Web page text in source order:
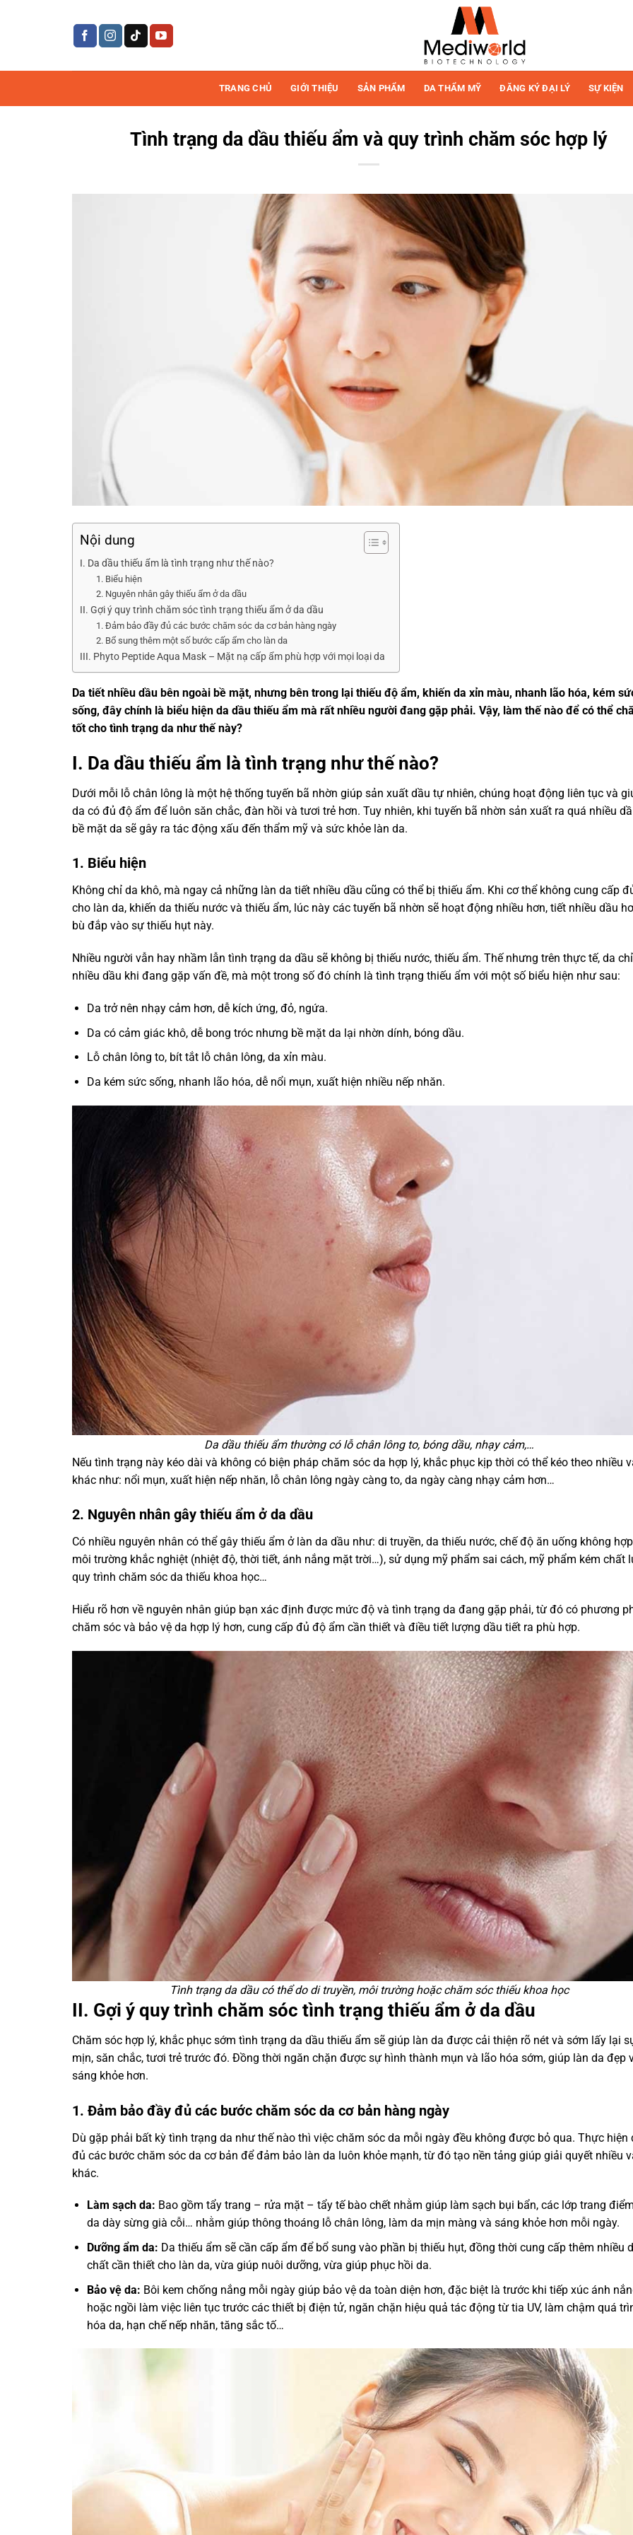
TRANG CHỦ GIỚI THIỆU SẢN PHẨM DA THẨM MỸ ĐĂNG KÝ ĐẠI LÝ SỰ KIỆN
Tình trạng da dầu thiếu ẩm và quy trình chăm sóc hợp lý
Nội dung
I. Da dầu thiếu ẩm là tình trạng như thế nào?
1. Biểu hiện
2. Nguyên nhân gây thiếu ẩm ở da dầu
II. Gợi ý quy trình chăm sóc tình trạng thiếu ẩm ở da dầu
1. Đảm bảo đầy đủ các bước chăm sóc da cơ bản hàng ngày
2. Bổ sung thêm một số bước cấp ẩm cho làn da
III. Phyto Peptide Aqua Mask – Mặt nạ cấp ẩm phù hợp với mọi loại da
Da tiết nhiều dầu bên ngoài bề mặt, nhưng bên trong lại thiếu độ ẩm, khiến da xỉn màu, nhanh lão hóa, kém
sống, đây chính là biểu hiện da dầu thiếu ẩm mà rất nhiều người đang gặp phải. Vậy, làm thế nào để có thể
tốt cho tình trạng da như thế này?
I. Da dầu thiếu ẩm là tình trạng như thế nào?
Dưới mỗi lỗ chân lông là một hệ thống tuyến bã nhờn giúp sản xuất dầu tự nhiên, chúng hoạt động liên tục và
da có đủ độ ẩm để luôn săn chắc, đàn hồi và tươi trẻ hơn. Tuy nhiên, khi tuyến bã nhờn sản xuất ra quá nhiều
bề mặt da sẽ gây ra tác động xấu đến thẩm mỹ và sức khỏe làn da.
1. Biểu hiện
Không chỉ da khô, mà ngay cả những làn da tiết nhiều dầu cũng có thể bị thiếu ẩm. Khi cơ thể không cung cấp
cho làn da, khiến da thiếu nước và thiếu ẩm, lúc này các tuyến bã nhờn sẽ hoạt động nhiều hơn, tiết nhiều dầu
bù đắp vào sự thiếu hụt này.
Nhiều người vẫn hay nhầm lẫn tình trạng da dầu sẽ không bị thiếu nước, thiếu ẩm. Thế nhưng trên thực tế, da
nhiều dầu khi đang gặp vấn đề, mà một trong số đó chính là tình trạng thiếu ẩm với một số biểu hiện như sau:
Da trở nên nhạy cảm hơn, dễ kích ứng, đỏ, ngứa.
Da có cảm giác khô, dễ bong tróc nhưng bề mặt da lại nhờn dính, bóng dầu.
Lỗ chân lông to, bít tắt lỗ chân lông, da xỉn màu.
Da kém sức sống, nhanh lão hóa, dễ nổi mụn, xuất hiện nhiều nếp nhăn.
Da dầu thiếu ẩm thường có lỗ chân lông to, bóng dầu, nhạy cảm,…
Nếu tình trạng này kéo dài và không có biện pháp chăm sóc da hợp lý, khắc phục kịp thời có thể kéo theo nhiều
khác như: nổi mụn, xuất hiện nếp nhăn, lỗ chân lông ngày càng to, da ngày càng nhạy cảm hơn…
2. Nguyên nhân gây thiếu ẩm ở da dầu
Có nhiều nguyên nhân có thể gây thiếu ẩm ở làn da dầu như: di truyền, da thiếu nước, chế độ ăn uống không
môi trường khắc nghiệt (nhiệt độ, thời tiết, ánh nắng mặt trời…), sử dụng mỹ phẩm sai cách, mỹ phẩm kém chất
quy trình chăm sóc da thiếu khoa học…
Hiểu rõ hơn về nguyên nhân giúp bạn xác định được mức độ và tình trạng da đang gặp phải, từ đó có phương
chăm sóc và bảo vệ da hợp lý hơn, cung cấp đủ độ ẩm cần thiết và điều tiết lượng dầu tiết ra phù hợp.
Tình trạng da dầu có thể do di truyền, môi trường hoặc chăm sóc thiếu khoa học
II. Gợi ý quy trình chăm sóc tình trạng thiếu ẩm ở da dầu
Chăm sóc hợp lý, khắc phục sớm tình trạng da dầu thiếu ẩm sẽ giúp làn da được cải thiện rõ nét và sớm lấy lại
mịn, săn chắc, tươi trẻ trước đó. Đồng thời ngăn chặn được sự hình thành mụn và lão hóa sớm, giúp làn da đẹp
sáng khỏe hơn.
1. Đảm bảo đầy đủ các bước chăm sóc da cơ bản hàng ngày
Dù gặp phải bất kỳ tình trạng da như thế nào thì việc chăm sóc da mỗi ngày đều không được bỏ qua. Thực hiện
đủ các bước chăm sóc da cơ bản để đảm bảo làn da luôn khỏe mạnh, từ đó tạo nền tảng giúp giải quyết nhiều
khác.
Làm sạch da: Bao gồm tẩy trang – rửa mặt – tẩy tế bào chết nhằm giúp làm sạch bụi bẩn, các lớp trang
da dày sừng già cỗi… nhằm giúp thông thoáng lỗ chân lông, làm da mịn màng và sáng khỏe hơn mỗi ngày.
Dưỡng ẩm da: Da thiếu ẩm sẽ cần cấp ẩm để bổ sung vào phần bị thiếu hụt, đồng thời cung cấp thêm nhiều
chất cần thiết cho làn da, vừa giúp nuôi dưỡng, vừa giúp phục hồi da.
Bảo vệ da: Bôi kem chống nắng mỗi ngày giúp bảo vệ da toàn diện hơn, đặc biệt là trước khi tiếp xúc ánh
hoặc ngồi làm việc liên tục trước các thiết bị điện tử, ngăn chặn hiệu quả tác động từ tia UV, làm chậm quá
hóa da, hạn chế nếp nhăn, tăng sắc tố…